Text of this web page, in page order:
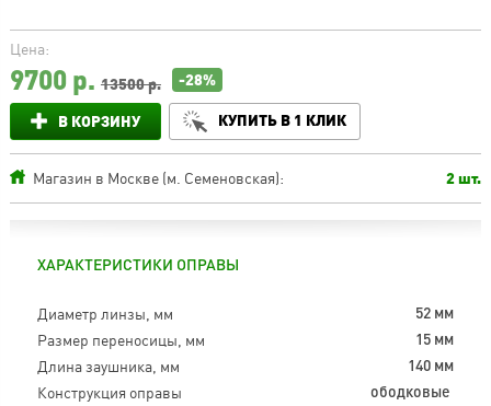
Цена:
9700р. 13500 р. -28%
В КОРЗИНУ КУПИТЬ В 1 КЛИК
Магазин в Москве (м. Семеновская): 2 шт.
ХАРАКТЕРИСТИКИ ОПРАВЫ
Диаметр линзы, мм 52 мм
Размер переносицы, мм 15 мм
Длина заушника, мм 140 мм
Конструкция оправы ободковые